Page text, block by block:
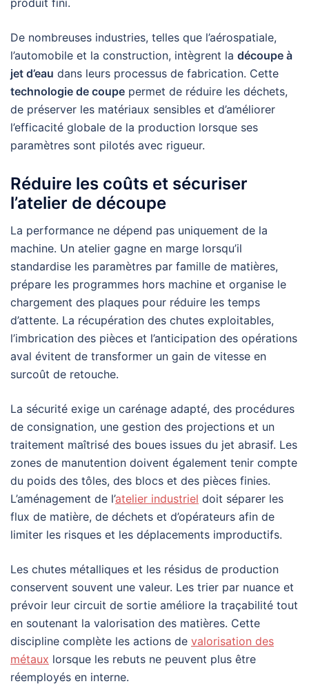
De nombreuses industries, telles que l’aérospatiale,
l’automobile et la construction, intègrent la découpe à
jet d’eau dans leurs processus de fabrication. Cette
technologie de coupe permet de réduire les déchets,
de préserver les matériaux sensibles et d’améliorer
l’efficacité globale de la production lorsque ses
paramètres sont pilotés avec rigueur.
Réduire les coûts et sécuriser
l’atelier de découpe
La performance ne dépend pas uniquement de la
machine. Un atelier gagne en marge lorsqu’il
standardise les paramètres par famille de matières,
prépare les programmes hors machine et organise le
chargement des plaques pour réduire les temps
d’attente. La récupération des chutes exploitables,
l’imbrication des pièces et l’anticipation des opérations
aval évitent de transformer un gain de vitesse en
surcoût de retouche.
La sécurité exige un carénage adapté, des procédures
de consignation, une gestion des projections et un
traitement maîtrisé des boues issues du jet abrasif. Les
zones de manutention doivent également tenir compte
du poids des tôles, des blocs et des pièces finies.
L’aménagement de l’atelier industriel doit séparer les
flux de matière, de déchets et d’opérateurs afin de
limiter les risques et les déplacements improductifs.
Les chutes métalliques et les résidus de production
conservent souvent une valeur. Les trier par nuance et
prévoir leur circuit de sortie améliore la traçabilité tout
en soutenant la valorisation des matières. Cette
discipline complète les actions de valorisation des
métaux lorsque les rebuts ne peuvent plus être
réemployés en interne.